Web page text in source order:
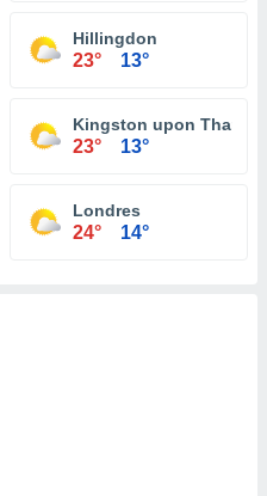
Hillingdon
23° 13°
Kingston upon Thames
23° 13°
Londres
24° 14°